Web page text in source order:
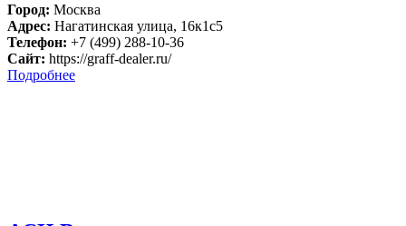
Город: Москва
Адрес: Нагатинская улица, 16к1с5
Телефон: +7 (499) 288-10-36
Сайт: https://graff-dealer.ru/
Подробнее